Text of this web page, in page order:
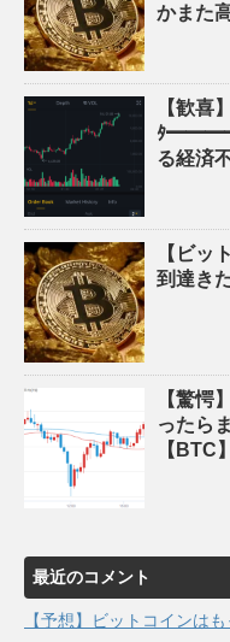
かまた
【歓喜
ﾀ
る経済
【ビッ
到達き
【驚愕
ったら
【BTC】
最近のコメント
【予想】ビットコインは